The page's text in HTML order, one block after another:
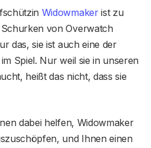
Widowmakerist zu
von Overwatch
das, sie ist auch eine der
Spiel. Nur weil sie in unseren
heißt das nicht, dass sie
dabei helfen, Widowmaker
und Ihnen einen